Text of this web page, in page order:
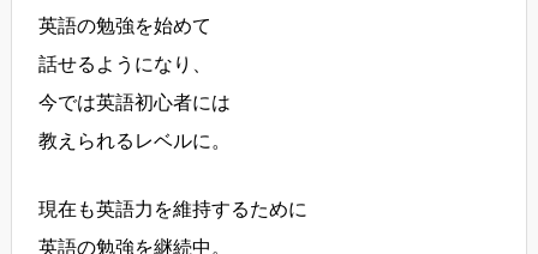
英語の勉強を始めて
話せるようになり、
今では英語初心者には
教えられるレベルに。
現在も英語力を維持するために
英語の勉強を継続中。